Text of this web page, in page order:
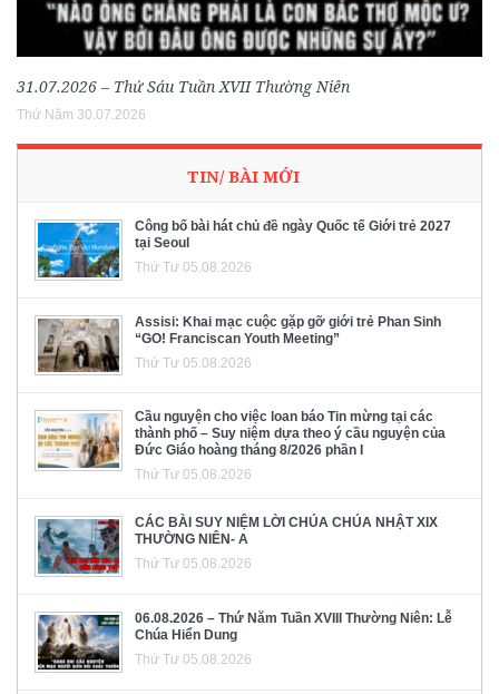
31.07.2026 – Thứ Sáu Tuần XVII Thường Niên
Thứ Năm 30.07.2026
TIN/ BÀI MỚI
Công bố bài hát chủ đề ngày Quốc tế Giới trẻ 2027
tại Seoul
Thứ Tư 05.08.2026
Assisi: Khai mạc cuộc gặp gỡ giới trẻ Phan Sinh
“GO! Franciscan Youth Meeting”
Thứ Tư 05.08.2026
Cầu nguyện cho việc loan báo Tin mừng tại các
thành phố – Suy niệm dựa theo ý cầu nguyện của
Đức Giáo hoàng tháng 8/2026 phần I
Thứ Tư 05.08.2026
CÁC BÀI SUY NIỆM LỜI CHÚA CHÚA NHẬT XIX
THƯỜNG NIÊN- A
Thứ Tư 05.08.2026
06.08.2026 – Thứ Năm Tuần XVIII Thường Niên: Lễ
Chúa Hiển Dung
Thứ Tư 05.08.2026